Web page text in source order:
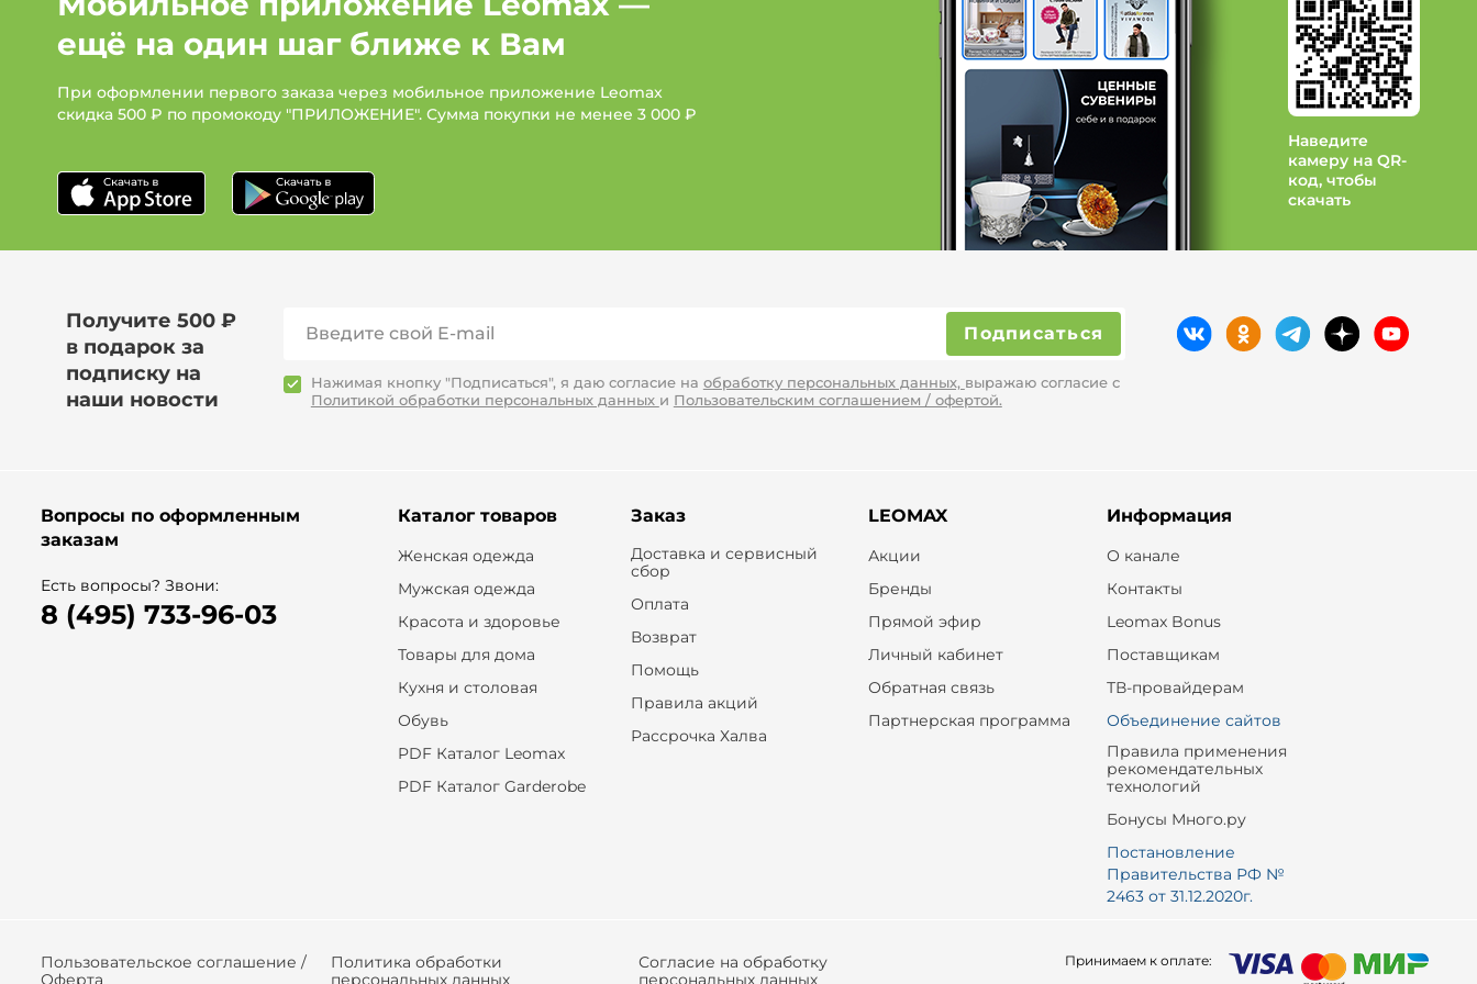
Женская одежда: Бренд Binitra Bini
ещё на один шаг ближе к Вам
При оформлении первого заказа через мобильное приложение Leomax
скидка 500 ₽ по промокоду "ПРИЛОЖЕНИЕ". Сумма покупки не менее 3 000 ₽
Наведите
камеру на QR-
код, чтобы
скачать
Получите 500 ₽
в подарок за
подписку на
наши новости
Подписаться
Нажимая кнопку "Подписаться", я даю согласие на обработку персональных данных, выражаю согласие с
Политикой обработки персональных данных и Пользовательским соглашением / офертой.
Вопросы по оформленным
заказам
Есть вопросы? Звони:
8 (495) 733-96-03
Каталог товаров
Женская одежда
Мужская одежда
Красота и здоровье
Товары для дома
Кухня и столовая
Обувь
PDF Каталог Leomax
PDF Каталог Garderobe
Заказ
Доставка и сервисный
сбор
Оплата
Возврат
Помощь
Правила акций
Рассрочка Халва
LEOMAX
Акции
Бренды
Прямой эфир
Личный кабинет
Обратная связь
Партнерская программа
Информация
О канале
Контакты
Leomax Bonus
Поставщикам
ТВ-провайдерам
Объединение сайтов
Правила применения
рекомендательных
технологий
Бонусы Много.ру
Постановление
Правительства РФ №
2463 от 31.12.2020г.
Пользовательское соглашение /
Оферта
Политика обработки
персональных данных
Согласие на обработку
персональных данных
Принимаем к оплате: